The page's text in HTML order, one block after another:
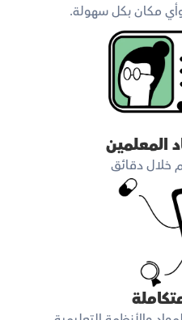
مكان بكل سهولة.
المعلمين
خلال دقائق